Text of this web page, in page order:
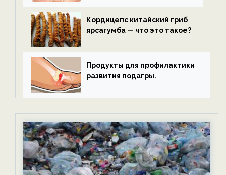
Кордицепс китайский гриб
ярсагумба — что это такое?
Продукты для профилактики
развития подагры.